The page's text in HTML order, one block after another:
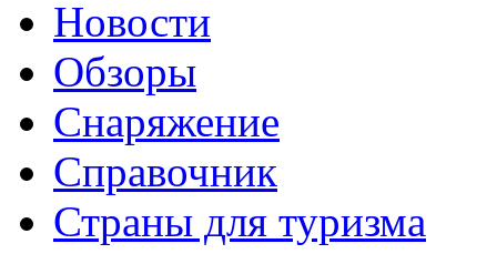
Новости
Обзоры
Снаряжение
Справочник
Страны для туризма